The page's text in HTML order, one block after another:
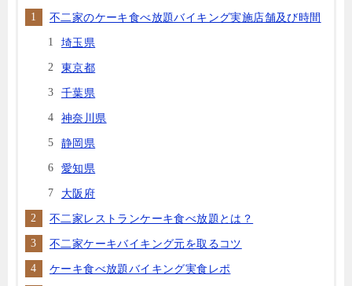
不二家のケーキ食べ放題バイキング実施店舗及び時間
埼玉県
東京都
千葉県
神奈川県
静岡県
愛知県
大阪府
不二家レストランケーキ食べ放題とは？
不二家ケーキバイキング元を取るコツ
ケーキ食べ放題バイキング実食レポ